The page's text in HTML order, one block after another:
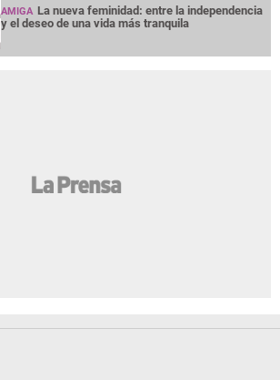
AMIGA La nueva feminidad: entre la independencia
y el deseo de una vida más tranquila